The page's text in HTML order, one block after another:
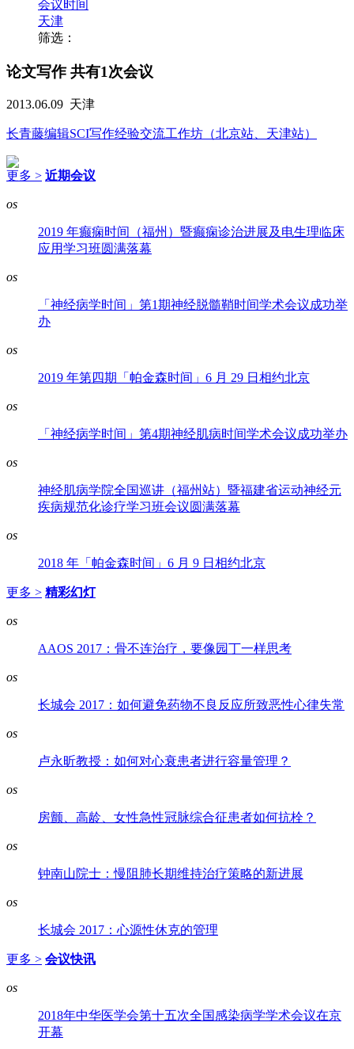
会议时间
天津
筛选：
论文写作共有1次会议
2013.06.09 天津
长青藤编辑SCI写作经验交流工作坊（北京站、天津站）
更多 > 近期会议
os
2019 年癫痫时间（福州）暨癫痫诊治进展及电生理临床
应用学习班圆满落幕
os
「神经病学时间」第1期神经脱髓鞘时间学术会议成功举
办
os
2019 年第四期「帕金森时间」6 月 29 日相约北京
os
「神经病学时间」第4期神经肌病时间学术会议成功举办
os
神经肌病学院全国巡讲（福州站）暨福建省运动神经元
疾病规范化诊疗学习班会议圆满落幕
os
2018 年「帕金森时间」6 月 9 日相约北京
更多 > 精彩幻灯
os
AAOS 2017：骨不连治疗，要像园丁一样思考
os
长城会 2017：如何避免药物不良反应所致恶性心律失常
os
卢永昕教授：如何对心衰患者进行容量管理？
os
房颤、高龄、女性急性冠脉综合征患者如何抗栓？
os
钟南山院士：慢阻肺长期维持治疗策略的新进展
os
长城会 2017：心源性休克的管理
更多 > 会议快讯
os
2018年中华医学会第十五次全国感染病学学术会议在京
开幕